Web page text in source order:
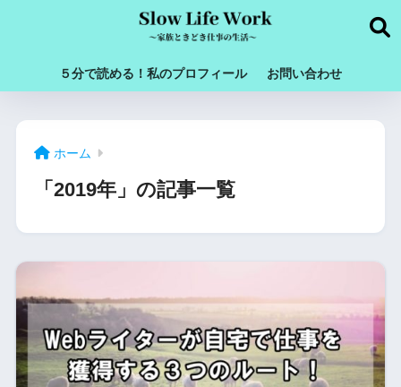
５分で読める！私のプロフィール お問い合わせ
ホーム
「2019年」の記事一覧